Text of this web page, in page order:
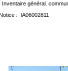
général.
: IA06002811